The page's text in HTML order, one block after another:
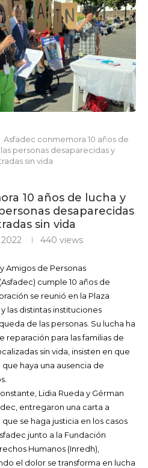
Asfadec conmemora 10 años de
personas desaparecidas y
sin vida
10 años de lucha y
desaparecidas
sin vida
440 views
Amigos de Personas
cumple 10 años de
se reunió en la Plaza
las distintas instituciones
de las personas. Su lucha ha
reparación para las familias de
sin vida, insisten en que
haya una ausencia de
Lidia Rueda y Gérman
entregaron una carta a
se haga justicia en los casos
junto a la Fundación
Humanos (Inredh),
el dolor se transforma en lucha